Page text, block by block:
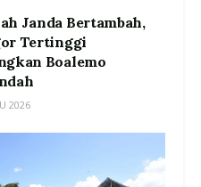
Janda Bertambah,
Tertinggi
Boalemo
2026